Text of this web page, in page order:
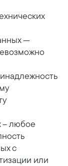
—
– любое
с
или